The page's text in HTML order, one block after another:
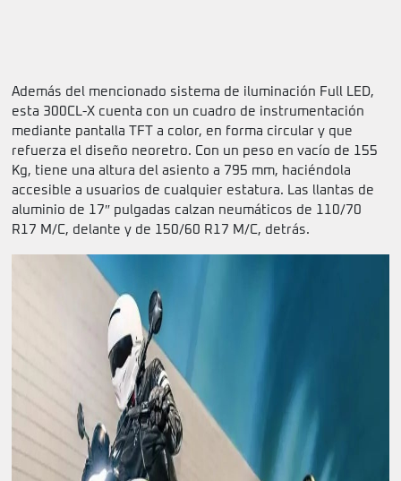
Además del mencionado sistema de iluminación Full LED,
esta 300CL-X cuenta con un cuadro de instrumentación
mediante pantalla TFT a color, en forma circular y que
refuerza el diseño neoretro. Con un peso en vacío de 155
Kg, tiene una altura del asiento a 795 mm, haciéndola
accesible a usuarios de cualquier estatura. Las llantas de
aluminio de 17″ pulgadas calzan neumáticos de 110/70
R17 M/C, delante y de 150/60 R17 M/C, detrás.